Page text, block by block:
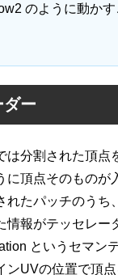
のように動か
ダー
は分割された頂点
に頂点そのものが
れたパッチのうち
情報がテッセレー
というセマン
ンUVの位置で頂